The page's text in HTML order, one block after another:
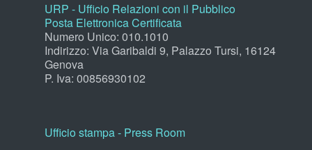
URP - Ufficio Relazioni con il Pubblico
Posta Elettronica Certificata
Numero Unico: 010.1010
Indirizzo: Via Garibaldi 9, Palazzo Tursi, 16124
Genova
P. Iva: 00856930102
Ufficio stampa - Press Room